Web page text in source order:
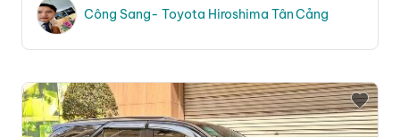
Công Sang- Toyota Hiroshima Tân Cảng